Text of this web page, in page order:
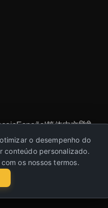
Español简体中文हिंदी
Українська
2026. Todos os
o desempenho do
conteúdo personalizado.
os nossos termos.